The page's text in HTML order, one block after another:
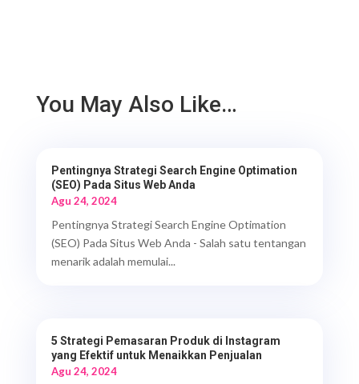
You May Also Like…
Pentingnya Strategi Search Engine Optimation
(SEO) Pada Situs Web Anda
Agu 24, 2024
Pentingnya Strategi Search Engine Optimation
(SEO) Pada Situs Web Anda - Salah satu tentangan
menarik adalah memulai...
5 Strategi Pemasaran Produk di Instagram
yang Efektif untuk Menaikkan Penjualan
Agu 24, 2024